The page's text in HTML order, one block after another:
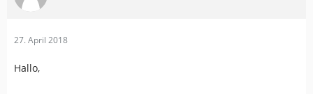
27. April 2018
Hallo,